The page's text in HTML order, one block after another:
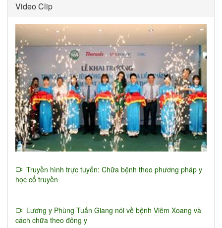
Video Clip
Truyền hình trực tuyến: Chữa bệnh theo phương pháp y
học cổ truyền
Lương y Phùng Tuấn Giang nói về bệnh Viêm Xoang và
cách chữa theo đông y